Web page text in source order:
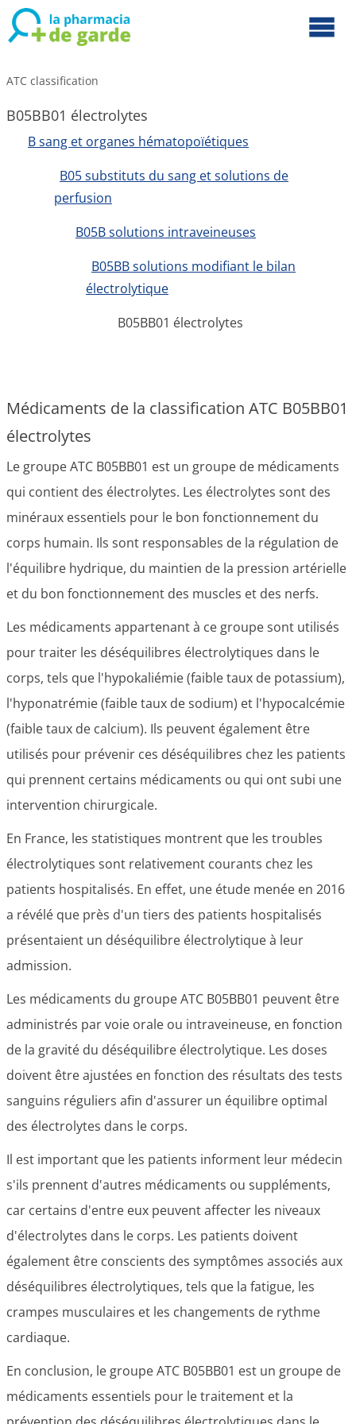
ATC classification
B05BB01 électrolytes
B sang et organes hématopoïétiques
B05 substituts du sang et solutions de
perfusion
B05B solutions intraveineuses
B05BB solutions modifiant le bilan
électrolytique
B05BB01 électrolytes
Médicaments de la classification ATC B05BB01
électrolytes
Le groupe ATC B05BB01 est un groupe de médicaments
qui contient des électrolytes. Les électrolytes sont des
minéraux essentiels pour le bon fonctionnement du
corps humain. Ils sont responsables de la régulation de
l'équilibre hydrique, du maintien de la pression artérielle
et du bon fonctionnement des muscles et des nerfs.
Les médicaments appartenant à ce groupe sont utilisés
pour traiter les déséquilibres électrolytiques dans le
corps, tels que l'hypokaliémie (faible taux de potassium),
l'hyponatrémie (faible taux de sodium) et l'hypocalcémie
(faible taux de calcium). Ils peuvent également être
utilisés pour prévenir ces déséquilibres chez les patients
qui prennent certains médicaments ou qui ont subi une
intervention chirurgicale.
En France, les statistiques montrent que les troubles
électrolytiques sont relativement courants chez les
patients hospitalisés. En effet, une étude menée en 2016
a révélé que près d'un tiers des patients hospitalisés
présentaient un déséquilibre électrolytique à leur
admission.
Les médicaments du groupe ATC B05BB01 peuvent être
administrés par voie orale ou intraveineuse, en fonction
de la gravité du déséquilibre électrolytique. Les doses
doivent être ajustées en fonction des résultats des tests
sanguins réguliers afin d'assurer un équilibre optimal
des électrolytes dans le corps.
Il est important que les patients informent leur médecin
s'ils prennent d'autres médicaments ou suppléments,
car certains d'entre eux peuvent affecter les niveaux
d'électrolytes dans le corps. Les patients doivent
également être conscients des symptômes associés aux
déséquilibres électrolytiques, tels que la fatigue, les
crampes musculaires et les changements de rythme
cardiaque.
En conclusion, le groupe ATC B05BB01 est un groupe de
médicaments essentiels pour le traitement et la